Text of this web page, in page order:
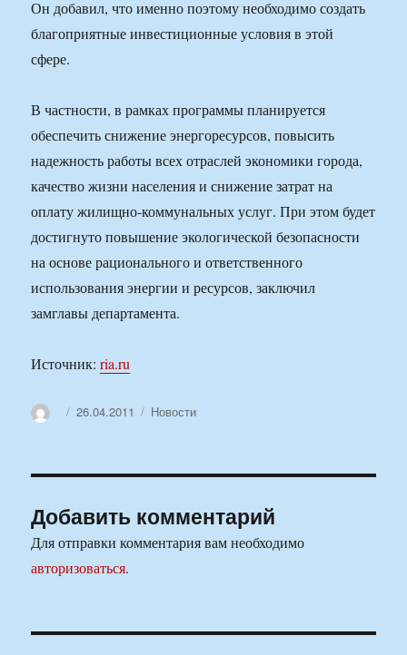
Он добавил, что именно поэтому необходимо создать
благоприятные инвестиционные условия в этой
сфере.
В частности, в рамках программы планируется
обеспечить снижение энергоресурсов, повысить
надежность работы всех отраслей экономики города,
качество жизни населения и снижение затрат на
оплату жилищно-коммунальных услуг. При этом будет
достигнуто повышение экологической безопасности
на основе рационального и ответственного
использования энергии и ресурсов, заключил
замглавы департамента.
Источник:ria.ru
АвторОпубликовано
26.04.2011 Рубрики
Новости
Добавить комментарий
Для отправки комментария вам необходимо
авторизоваться.